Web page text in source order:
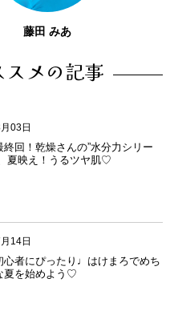
藤田 みあ
メの記事
03日
回！乾燥さんの”水分力シリー
夏映え！うるツヤ肌♡
14日
心者にぴったり♩はけまろでめち
夏を始めよう♡